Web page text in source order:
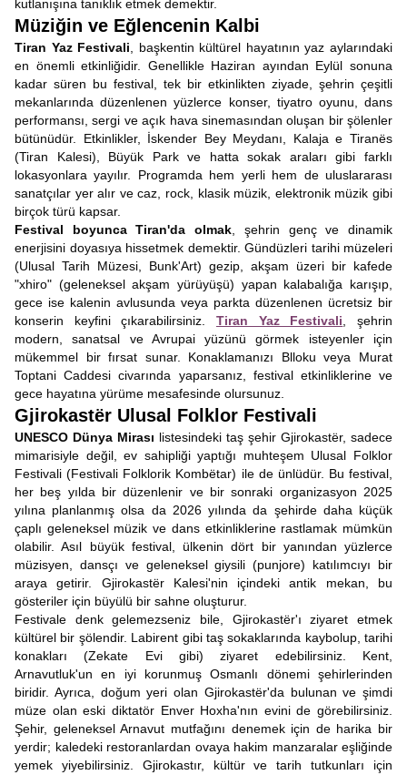
kutlanışına tanıklık etmek demektir.
Müziğin ve Eğlencenin Kalbi
Tiran Yaz Festivali , başkentin kültürel hayatının yaz aylarındaki
en önemli etkinliğidir. Genellikle Haziran ayından Eylül sonuna
kadar süren bu festival, tek bir etkinlikten ziyade, şehrin çeşitli
mekanlarında düzenlenen yüzlerce konser, tiyatro oyunu, dans
performansı, sergi ve açık hava sinemasından oluşan bir şölenler
bütünüdür. Etkinlikler, İskender Bey Meydanı, Kalaja e Tiranës
(Tiran Kalesi), Büyük Park ve hatta sokak araları gibi farklı
lokasyonlara yayılır. Programda hem yerli hem de uluslararası
sanatçılar yer alır ve caz, rock, klasik müzik, elektronik müzik gibi
birçok türü kapsar.
Festival boyunca Tiran'da olmak , şehrin genç ve dinamik
enerjisini doyasıya hissetmek demektir. Gündüzleri tarihi müzeleri
(Ulusal Tarih Müzesi, Bunk'Art) gezip, akşam üzeri bir kafede
"xhiro" (geleneksel akşam yürüyüşü) yapan kalabalığa karışıp,
gece ise kalenin avlusunda veya parkta düzenlenen ücretsiz bir
konserin keyfini çıkarabilirsiniz. Tiran Yaz Festivali , şehrin
modern, sanatsal ve Avrupai yüzünü görmek isteyenler için
mükemmel bir fırsat sunar. Konaklamanızı Blloku veya Murat
Toptani Caddesi civarında yaparsanız, festival etkinliklerine ve
gece hayatına yürüme mesafesinde olursunuz.
Gjirokastër Ulusal Folklor Festivali
UNESCO Dünya Mirası listesindeki taş şehir Gjirokastër, sadece
mimarisiyle değil, ev sahipliği yaptığı muhteşem Ulusal Folklor
Festivali (Festivali Folklorik Kombëtar) ile de ünlüdür. Bu festival,
her beş yılda bir düzenlenir ve bir sonraki organizasyon 2025
yılına planlanmış olsa da 2026 yılında da şehirde daha küçük
çaplı geleneksel müzik ve dans etkinliklerine rastlamak mümkün
olabilir. Asıl büyük festival, ülkenin dört bir yanından yüzlerce
müzisyen, dansçı ve geleneksel giysili (punjore) katılımcıyı bir
araya getirir. Gjirokastër Kalesi'nin içindeki antik mekan, bu
gösteriler için büyülü bir sahne oluşturur.
Festivale denk gelemezseniz bile, Gjirokastër'ı ziyaret etmek
kültürel bir şölendir. Labirent gibi taş sokaklarında kaybolup, tarihi
konakları (Zekate Evi gibi) ziyaret edebilirsiniz. Kent,
Arnavutluk'un en iyi korunmuş Osmanlı dönemi şehirlerinden
biridir. Ayrıca, doğum yeri olan Gjirokastër'da bulunan ve şimdi
müze olan eski diktatör Enver Hoxha'nın evini de görebilirsiniz.
Şehir, geleneksel Arnavut mutfağını denemek için de harika bir
yerdir; kaledeki restoranlardan ovaya hakim manzaralar eşliğinde
yemek yiyebilirsiniz. Gjirokastır, kültür ve tarih tutkunları için